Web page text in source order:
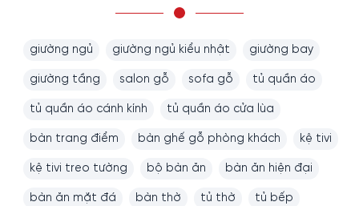
giường ngủ giường ngủ kiểu nhật giường bay
giường tầng salon gỗ sofa gỗ tủ quần áo
tủ quần áo cánh kính tủ quần áo cửa lùa
bàn trang điểm bàn ghế gỗ phòng khách kệ tivi
kệ tivi treo tường bộ bàn ăn bàn ăn hiện đại
bàn ăn mặt đá bàn thờ tủ thờ tủ bếp